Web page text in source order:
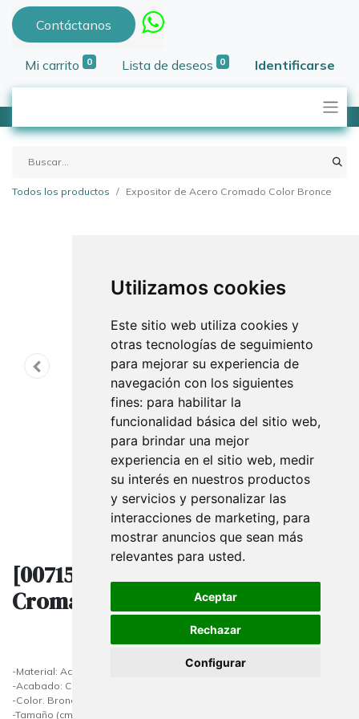
Utilizamos cookies
Este sitio web utiliza cookies y
otras tecnologías de seguimiento
para mejorar su experiencia de
navegación con los siguientes
fines: para habilitar la
funcionalidad básica del sitio web,
para brindar una mejor
experiencia en el sitio web, medir
su interés en nuestros productos
y servicios y personalizar las
interacciones de marketing, para
mostrar anuncios que sean más
relevantes para usted.
Aceptar
Rechazar
Configurar
Contáctanos
Mi carrito 0 Lista de deseos 0 Identificarse
Todos los productos Expositor de Acero Cromado Color Bronce
[007157] Expositor de Acero
Cromado Color Bronce
-Material: Acero Inoxidable
-Acabado: Cromado
-Color. Bronce
-Tamaño (cm) AL7xAN5xL11.5